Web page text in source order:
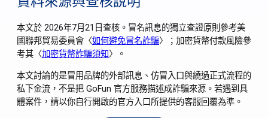
本文於 2026年7月21日查核。冒名訊息的獨立查證原則參考美
國聯邦貿易委員會〈如何避免冒名詐騙〉；加密貨幣付款風險參
考其〈加密貨幣詐騙須知〉。
本文討論的是冒用品牌的外部訊息、仿冒入口與繞過正式流程的
私下金流，不是把 GoFun 官方服務描述成詐騙來源。若遇到具
體案件，請以你自行開啟的官方入口所提供的客服回覆為準。